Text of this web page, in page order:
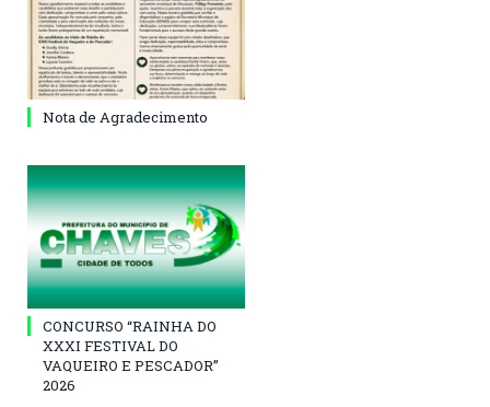
Nota de Agradecimento
CONCURSO “RAINHA DO
XXXI FESTIVAL DO
VAQUEIRO E PESCADOR”
2026